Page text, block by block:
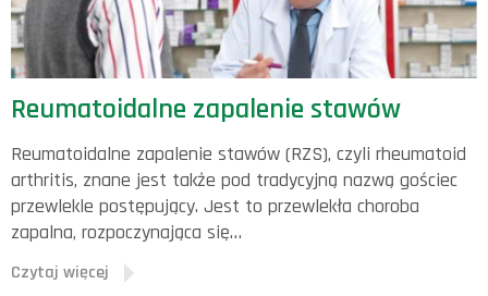
Reumatoidalne zapalenie stawów
Reumatoidalne zapalenie stawów (RZS), czyli rheumatoid
arthritis, znane jest także pod tradycyjną nazwą gościec
przewlekle postępujący. Jest to przewlekła choroba
zapalna, rozpoczynająca się…
Czytaj więcej